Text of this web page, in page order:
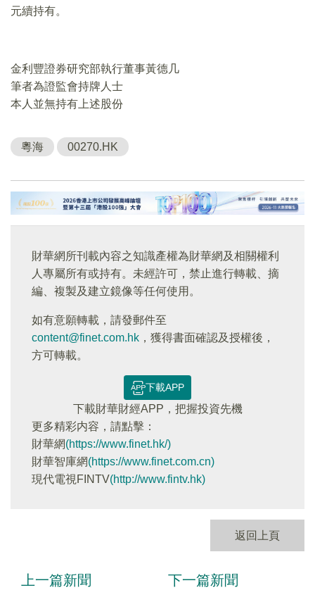
元續持有。
金利豐證券研究部執行董事黃德几
筆者為證監會持牌人士
本人並無持有上述股份
粵海 00270.HK
財華網所刊載內容之知識產權為財華網及相關權利
人專屬所有或持有。未經許可，禁止進行轉載、摘
編、複製及建立鏡像等任何使用。
如有意願轉載，請發郵件至
content@finet.com.hk ，獲得書面確認及授權後，
方可轉載。
下載APP
下載財華財經APP，把握投資先機
更多精彩内容，請點擊：
財華網(https://www.finet.hk/)
財華智庫網(https://www.finet.com.cn)
現代電視FINTV(http://www.fintv.hk)
返回上頁
上一篇新聞 下一篇新聞